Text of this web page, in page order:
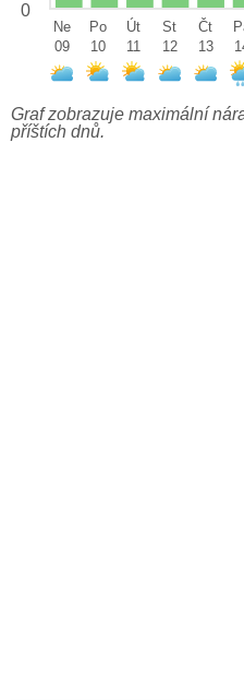
0
Ne
09
Po
10
Út
11
St
12
Čt
13
Graf zobrazuje maximální
příštích dnů.